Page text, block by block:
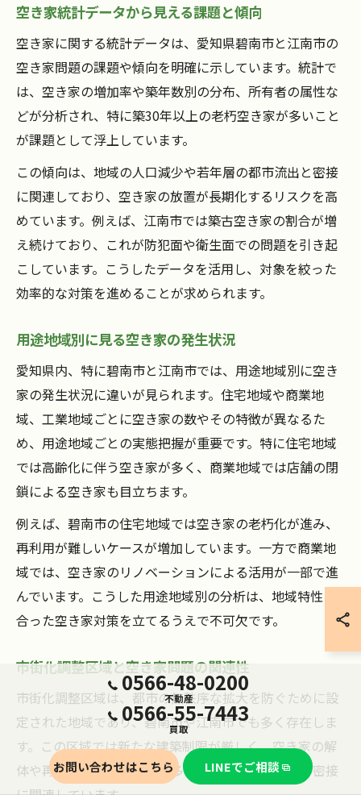
空き家統計データから見える課題と傾向
空き家に関する統計データは、愛知県碧南市と江南市の
空き家問題の課題や傾向を明確に示しています。統計で
は、空き家の増加率や築年数別の分布、所有者の属性な
どが分析され、特に築30年以上の老朽空き家が多いこと
が課題として浮上しています。
この傾向は、地域の人口減少や若年層の都市流出と密接
に関連しており、空き家の放置が長期化するリスクを高
めています。例えば、江南市では築古空き家の割合が増
え続けており、これが防犯面や衛生面での問題を引き起
こしています。こうしたデータを活用し、対象を絞った
効率的な対策を進めることが求められます。
用途地域別に見る空き家の発生状況
愛知県内、特に碧南市と江南市では、用途地域別に空き
家の発生状況に違いが見られます。住宅地域や商業地
域、工業地域ごとに空き家の数やその特徴が異なるた
め、用途地域ごとの実態把握が重要です。特に住宅地域
では高齢化に伴う空き家が多く、商業地域では店舗の閉
鎖による空き家も目立ちます。
例えば、碧南市の住宅地域では空き家の老朽化が進み、
再利用が難しいケースが増加しています。一方で商業地
域では、空き家のリノベーションによる活用が一部で進
んでいます。こうした用途地域別の分析は、地域特性に
合った空き家対策を立てるうえで不可欠です。
市街化調整区域と空き家問題の関連性
市街化調整区域は、都市の無秩序な拡大を防ぐために設
定された地域であり、碧南市や江南市でも多く存在しま
す。この区域では新たな建築制限が厳しく、空き家の解
体や再建築が難しい場合が多いため、空き家問題と密接
0566-48-0200
不動産
0566-55-7443
買取
お問い合わせはこちら LINEでご相談